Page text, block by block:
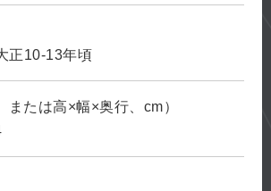
正10-13年頃
または高×幅×奥行、cm）